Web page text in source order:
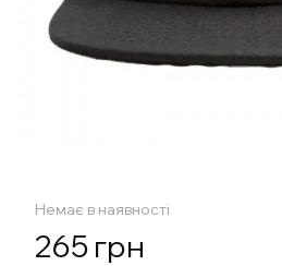
Немає в наявності
265 грн